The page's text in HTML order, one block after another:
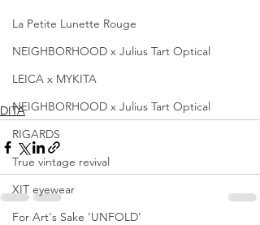
La Petite Lunette Rouge
NEIGHBORHOOD x Julius Tart Optical
LEICA x MYKITA
NEIGHBORHOOD x Julius Tart Optical
RIGARDS
True vintage revival
XIT eyewear
For Art's Sake 'UNFOLD'
DITA